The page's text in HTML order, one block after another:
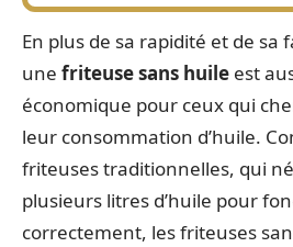
En plus de sa rapidité et de sa
une friteuse sans huile est
économique pour ceux qui
leur consommation d’huile.
friteuses traditionnelles, qui
plusieurs litres d’huile pour
correctement, les friteuses